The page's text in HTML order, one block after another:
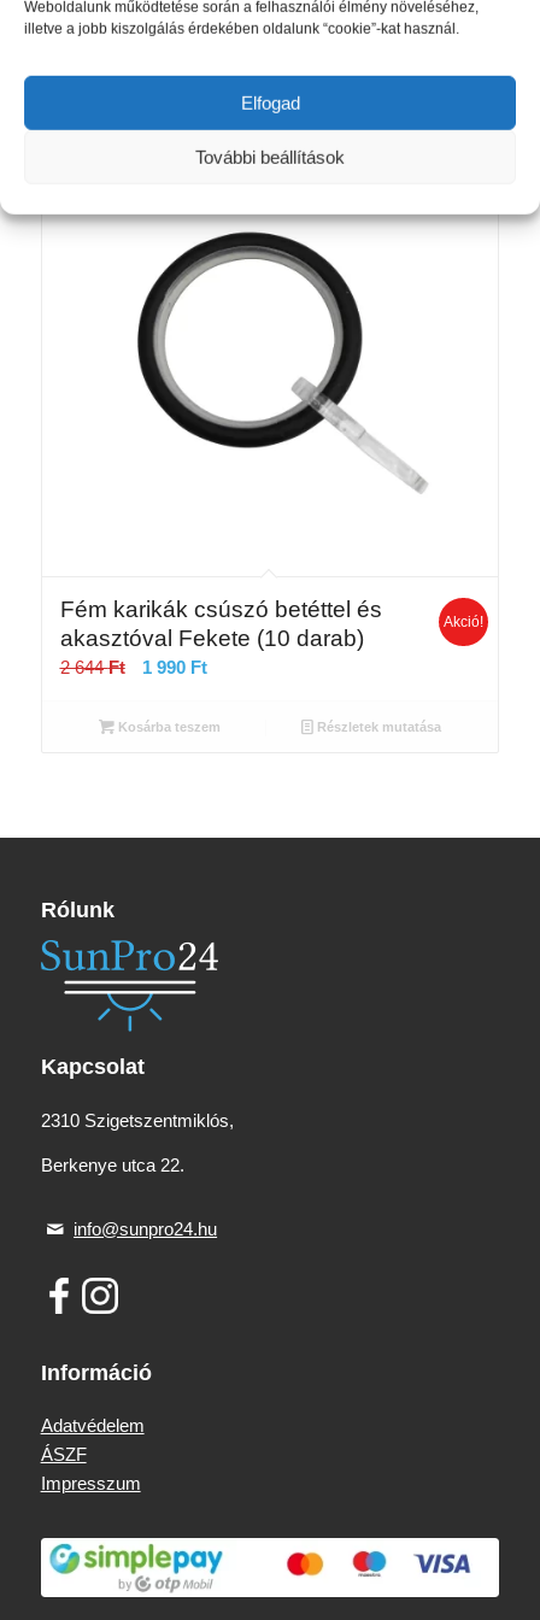
Weboldalunk működtetése során a felhasználói élmény növeléséhez,
illetve a jobb kiszolgálás érdekében oldalunk “cookie”-kat használ.
Elfogad
További beállítások
2 490Ft
Original
price
1 270FtCurrent
price
Fém karikák csúszó betéttel és
akasztóval Fekete (10 darab)
2 644Ft
Original
was:
1 990 FtCurrent
is:
Akció!
Kosárba teszem Részletek mutatása
Rólunk
Kapcsolat
2310 Szigetszentmiklós,
Berkenye utca 22.
info@sunpro24.hu
Információ
Adatvédelem
ÁSZF
Impresszum